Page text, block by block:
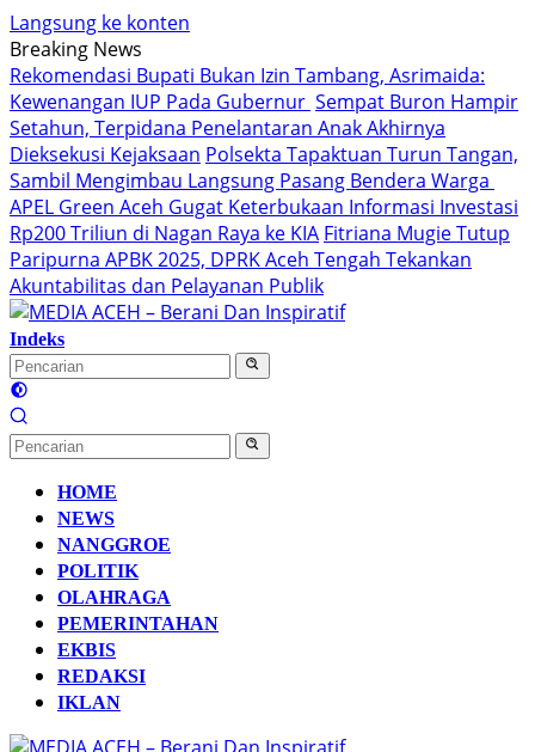
Langsung ke konten
Breaking News
Rekomendasi Bupati Bukan Izin Tambang, Asrimaida:
Kewenangan IUP Pada Gubernur Sempat Buron Hampir
Setahun, Terpidana Penelantaran Anak Akhirnya
Dieksekusi Kejaksaan Polsekta Tapaktuan Turun Tangan,
Sambil Mengimbau Langsung Pasang Bendera Warga
APEL Green Aceh Gugat Keterbukaan Informasi Investasi
Rp200 Triliun di Nagan Raya ke KIA Fitriana Mugie Tutup
Paripurna APBK 2025, DPRK Aceh Tengah Tekankan
Akuntabilitas dan Pelayanan Publik
Indeks
HOME
NEWS
NANGGROE
POLITIK
OLAHRAGA
PEMERINTAHAN
EKBIS
REDAKSI
IKLAN